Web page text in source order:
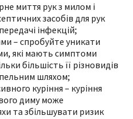
миття рук з милом і
засобів для рук
інфекцій;
– спробуйте уникати
які мають симптоми
більшість її різновидів
шляхом;
куріння – куріння
диму може
та збільшувати ризик